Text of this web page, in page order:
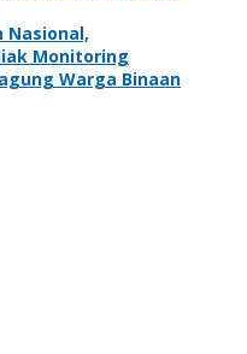
Nasional,
Monitoring
Warga Binaan